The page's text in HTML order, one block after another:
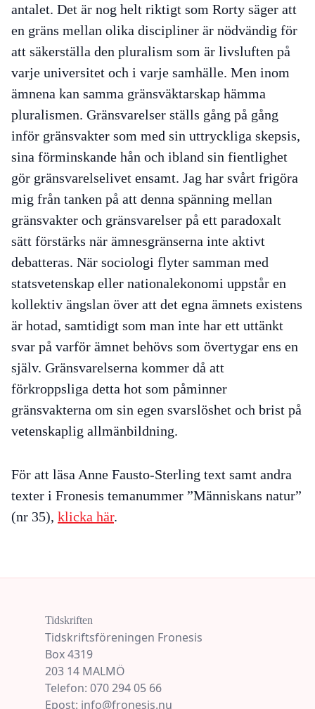
antalet. Det är nog helt riktigt som Rorty säger att
en gräns mellan olika discipliner är nödvändig för
att säkerställa den pluralism som är livsluften på
varje universitet och i varje samhälle. Men inom
ämnena kan samma gränsväktarskap hämma
pluralismen. Gränsvarelser ställs gång på gång
inför gränsvakter som med sin uttryckliga skepsis,
sina förminskande hån och ibland sin fientlighet
gör gränsvarelselivet ensamt. Jag har svårt frigöra
mig från tanken på att denna spänning mellan
gränsvakter och gränsvarelser på ett paradoxalt
sätt förstärks när ämnesgränserna inte aktivt
debatteras. När sociologi flyter samman med
statsvetenskap eller nationalekonomi uppstår en
kollektiv ängslan över att det egna ämnets existens
är hotad, samtidigt som man inte har ett uttänkt
svar på varför ämnet behövs som övertygar ens en
själv. Gränsvarelserna kommer då att
förkroppsliga detta hot som påminner
gränsvakterna om sin egen svarslöshet och brist på
vetenskaplig allmänbildning.
För att läsa Anne Fausto-Sterling text samt andra
texter i Fronesis temanummer ”Människans natur”
(nr 35), klicka här.
Tidskriften
Tidskriftsföreningen Fronesis
Box 4319
203 14 MALMÖ
Telefon: 070 294 05 66
Epost: info@fronesis.nu